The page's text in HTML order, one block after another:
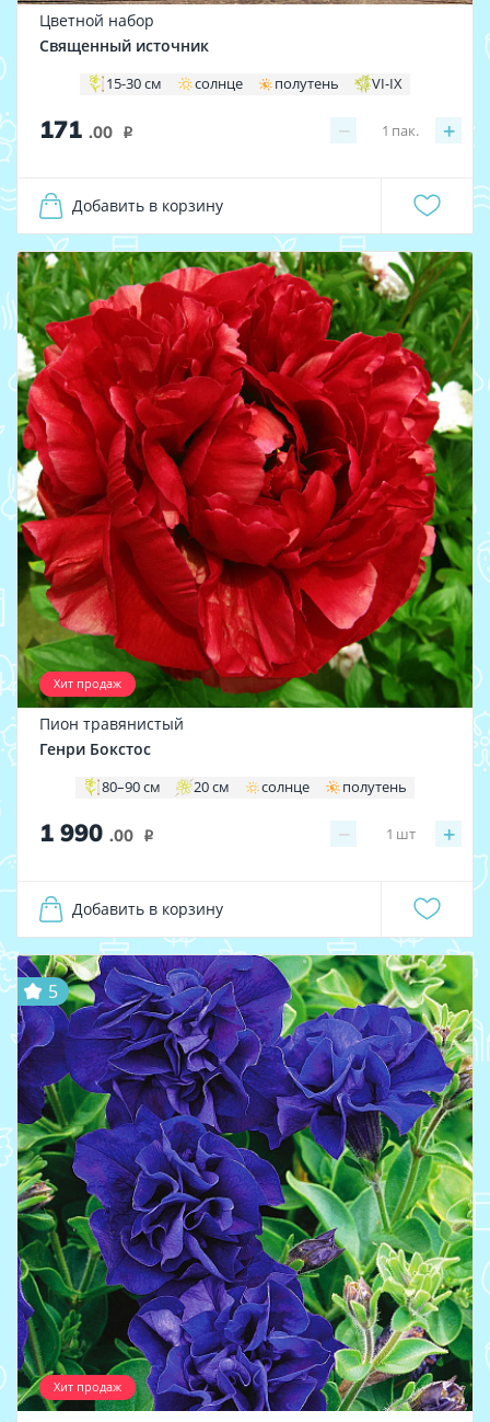
Цветной набор
Священный источник
15-30 см солнце полутень VI-IX
171 .00 i − +
1 пак.
Добавить в корзину
Хит продаж
Пион травянистый
Генри Бокстос
80–90 см 20 см солнце полутень
1 990 .00 i − +
1 шт
Добавить в корзину
Хит продаж
5